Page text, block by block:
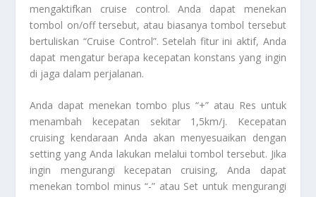
mengaktifkan cruise control. Anda dapat menekan
tombol on/off tersebut, atau biasanya tombol tersebut
bertuliskan “Cruise Control”. Setelah fitur ini aktif, Anda
dapat mengatur berapa kecepatan konstans yang ingin
di jaga dalam perjalanan.
Anda dapat menekan tombo plus “+” atau Res untuk
menambah kecepatan sekitar 1,5km/j. Kecepatan
cruising kendaraan Anda akan menyesuaikan dengan
setting yang Anda lakukan melalui tombol tersebut. Jika
ingin mengurangi kecepatan cruising, Anda dapat
menekan tombol minus “-” atau Set untuk mengurangi